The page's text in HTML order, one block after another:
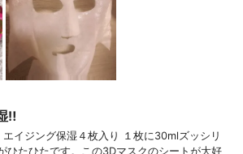
‼︎
イジング保湿４枚入り １枚に30mlズッシリ
ひたひたです。この3Dマスクのシートが大好